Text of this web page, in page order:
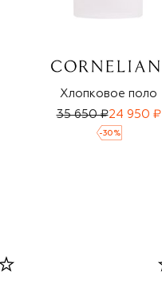
Хлопковое поло
35 650 ₽24 950 ₽
-30 %